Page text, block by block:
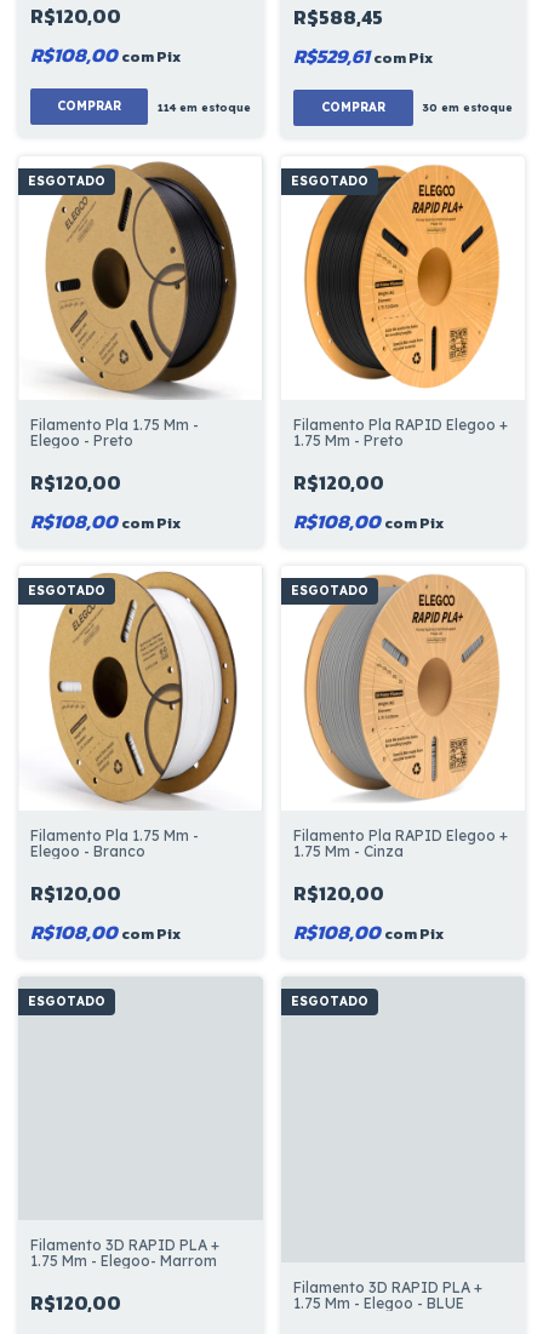
R$120,00
R$108,00comPix
114em estoque
R$588,45
R$529,61comPix
30 em estoque
ESGOTADO
Filamento Pla 1.75 Mm -
Elegoo - Preto
R$120,00
R$108,00comPix
ESGOTADO
Filamento Pla RAPID Elegoo +
1.75 Mm - Preto
R$120,00
R$108,00comPix
ESGOTADO
Filamento Pla 1.75 Mm -
Elegoo - Branco
R$120,00
R$108,00comPix
ESGOTADO
Filamento Pla RAPID Elegoo +
1.75 Mm - Cinza
R$120,00
R$108,00comPix
ESGOTADO
Filamento 3D RAPID PLA +
1.75 Mm - Elegoo- Marrom
R$120,00
ESGOTADO
Filamento 3D RAPID PLA +
1.75 Mm - Elegoo - BLUE